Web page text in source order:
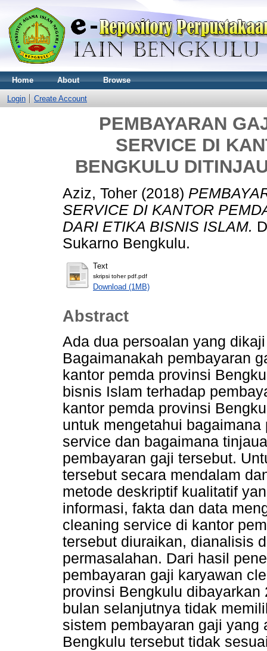
Home About Browse
Login Create Account
PEMBAYARAN
SERVICE DI
BENGKULU
Aziz, Toher (2018)
SERVICE DI KANTOR
DARI ETIKA BISNIS ISLAM.
Sukarno Bengkulu.
Text
skripsi toher pdf.pdf
Download (1MB)
Abstract
Ada dua persoalan yang
Bagaimanakah pembayaran
kantor pemda provinsi
bisnis Islam terhadap
kantor pemda provinsi
untuk mengetahui
service dan bagaimana
pembayaran gaji tersebut.
tersebut secara mendalam
metode deskriptif kualitatif
informasi, fakta dan data
cleaning service di kantor
tersebut diuraikan, dianalisis
permasalahan. Dari hasil
pembayaran gaji karyawan
provinsi Bengkulu
bulan selanjutnya tidak
sistem pembayaran gaji yang
Bengkulu tersebut tidak